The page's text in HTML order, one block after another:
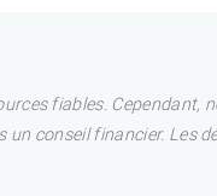
fiables. Cependant,
conseil financier. Les